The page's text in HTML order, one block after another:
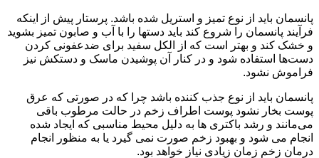
پانسمان باید از نوع تمیز و استریل شده باشد. پرستار پیش از اینکه
فرآیند پانسمان را شروع کند باید دستها را با آب و صابون تمیز بشوید
و خشک کند و بهتر است که از الکل سفید برای ضدعفونی کردن
دست‌ها استفاده شود و در کنار آن پوشیدن ماسک و دستکش نیز
فراموش نشود.
پانسمان باید از نوع جذب کننده باشد چرا که در صورتی که عرق
پوست بخار نشود پوست اطراف زخم در حالت مرطوب باقی
می‌مانند و رشد باکتری ها به دلیل محیط مناسبی که ایجاد شده
انجام می شود و بهبود زخم صورت نمی گیرد یا به منظور انجام
درمان زخم زمان زیادی نیاز خواهد بود.